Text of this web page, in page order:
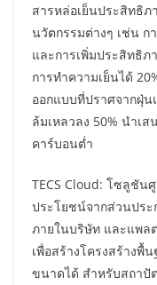
สารหล่อเย็นประสิทธิภ
นวัตกรรมต่างๆ เช่น ก
และการเพิ่มประสิทธิ
การทำความเย็นได้
ออกแบบที่ปราศจากฝุ่
ล้มเหลวลง 50% นำเ
คาร์บอนต่ำ
TECS Cloud: โซลูชั
ประโยชน์จากส่วนปร
ภายในบริษัท และแพล
เพื่อสร้างโครงสร้างพื้
ขนาดได้ สำหรับสถาปั